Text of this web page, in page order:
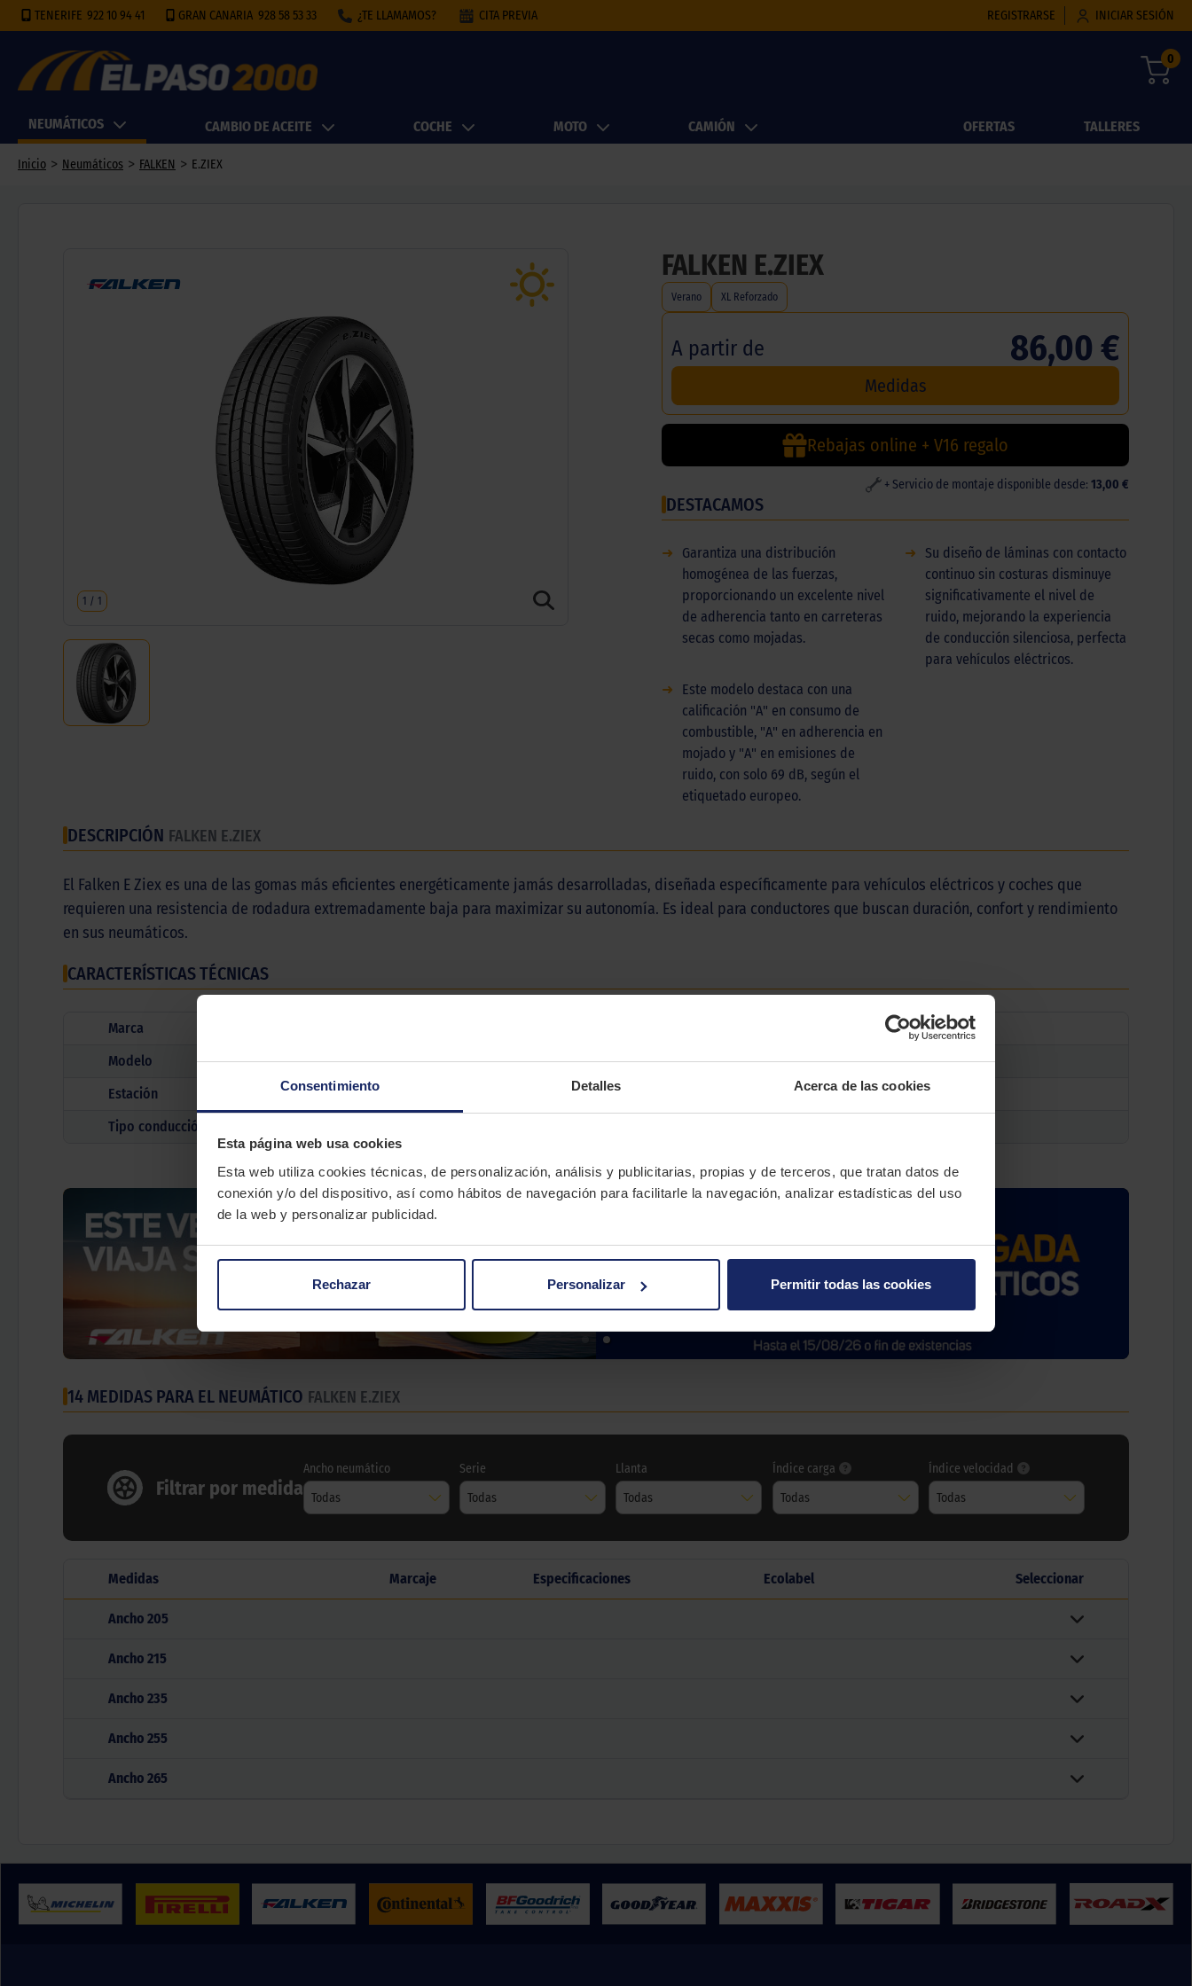
Consentimiento Detalles Acerca de las cookies
Esta página web usa cookies
Esta web utiliza cookies técnicas, de personalización, análisis y publicitarias, propias y de terceros, que tratan datos de
conexión y/o del dispositivo, así como hábitos de navegación para facilitarle la navegación, analizar estadísticas del uso
de la web y personalizar publicidad.
Rechazar Personalizar Permitir todas las cookies
TENERIFE 922 10 94 41 GRAN CANARIA 928 58 53 33 ¿TE LLAMAMOS? CITA PREVIA REGISTRARSE INICIAR SESIÓN
0
NEUMÁTICOS CAMBIO DE ACEITE COCHE MOTO CAMIÓN OFERTAS TALLERES
Inicio > Neumáticos > FALKEN > E.ZIEX
1 / 1
FALKEN E.ZIEX
Verano XL Reforzado
A partir de 86,00 €
Medidas
Rebajas online + V16 regalo
+ Servicio de montaje disponible desde: 13,00 €
DESTACAMOS
➜
Garantiza una distribución
homogénea de las fuerzas,
proporcionando un excelente nivel
de adherencia tanto en carreteras
secas como mojadas.
➜
Su diseño de láminas con contacto
continuo sin costuras disminuye
significativamente el nivel de
ruido, mejorando la experiencia
de conducción silenciosa, perfecta
para vehículos eléctricos.
➜
Este modelo destaca con una
calificación "A" en consumo de
combustible, "A" en adherencia en
mojado y "A" en emisiones de
ruido, con solo 69 dB, según el
etiquetado europeo.
DESCRIPCIÓN FALKEN E.ZIEX
El Falken E Ziex es una de las gomas más eficientes energéticamente jamás desarrolladas, diseñada específicamente para vehículos eléctricos y coches que
requieren una resistencia de rodadura extremadamente baja para maximizar su autonomía. Es ideal para conductores que buscan duración, confort y rendimiento
en sus neumáticos.
CARACTERÍSTICAS TÉCNICAS
Marca
Modelo
E.ZIEX
Estación
Verano
Tipo conducción
14 MEDIDAS PARA EL NEUMÁTICO FALKEN E.ZIEX
Filtrar por medida
Ancho neumático
Todas
Serie
Todas
Llanta
Todas
Índice carga
Todas
Índice velocidad
Todas
Medidas Marcaje Especificaciones Ecolabel Seleccionar
Ancho 205
Ancho 215
Ancho 235
Ancho 255
Ancho 265